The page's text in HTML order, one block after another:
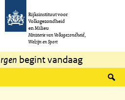
Rijksinstituut voor
Volksgezondheid
en Milieu
Ministerie van Volksgezondheid,
Welzijn en Sport
begint vandaag